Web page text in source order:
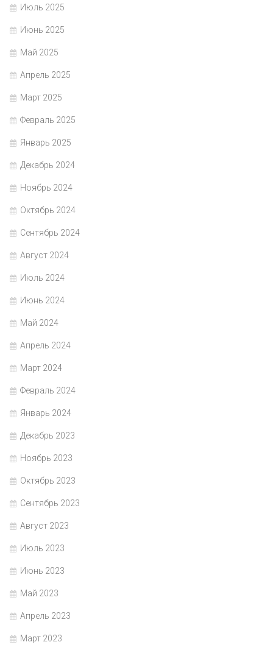
Июль 2025
Июнь 2025
Май 2025
Апрель 2025
Март 2025
Февраль 2025
Январь 2025
Декабрь 2024
Ноябрь 2024
Октябрь 2024
Сентябрь 2024
Август 2024
Июль 2024
Июнь 2024
Май 2024
Апрель 2024
Март 2024
Февраль 2024
Январь 2024
Декабрь 2023
Ноябрь 2023
Октябрь 2023
Сентябрь 2023
Август 2023
Июль 2023
Июнь 2023
Май 2023
Апрель 2023
Март 2023